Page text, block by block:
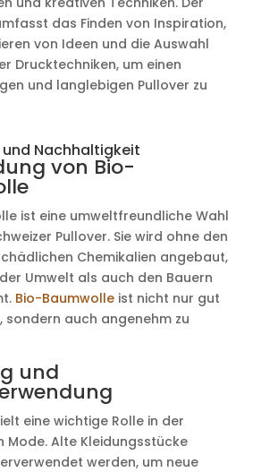
das Finden von Inspiration,
von Ideen und die Auswahl
Drucktechniken, um einen
und langlebigen Pullover zu
Nachhaltigkeit
von Bio-
ist eine umweltfreundliche Wahl
Pullover. Sie wird ohne den
Chemikalien angebaut,
Umwelt als auch den Bauern
Bio-Baumwolleist nicht nur gut
sondern auch angenehm zu
und
eine wichtige Rolle in der
Mode. Alte Kleidungsstücke
werden, um neue